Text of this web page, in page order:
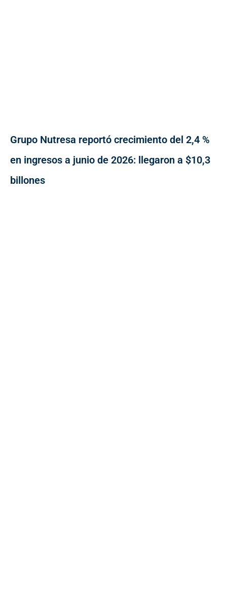
Grupo Nutresa reportó crecimiento del 2,4 %
en ingresos a junio de 2026: llegaron a $10,3
billones